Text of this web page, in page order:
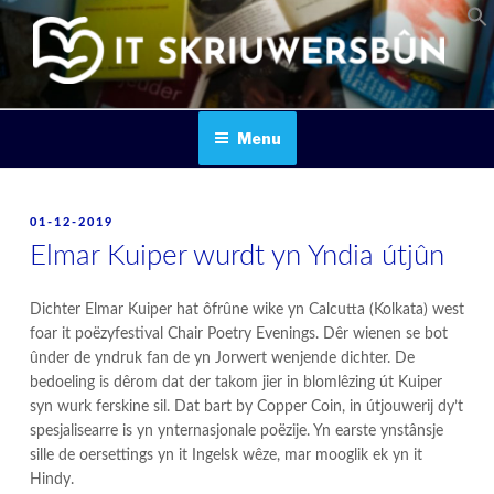
Skip
content
IT SKRIUWERSBOUN
Menu
POSTED
01-12-2019
Elmar Kuiper wurdt yn Yndia útjûn
Dichter Elmar Kuiper hat ôfrûne wike yn Calcutta (Kolkata) west
foar it poëzyfestival Chair Poetry Evenings. Dêr wienen se bot
ûnder de yndruk fan de yn Jorwert wenjende dichter. De
bedoeling is dêrom dat der takom jier in blomlêzing út Kuiper
syn wurk ferskine sil. Dat bart by Copper Coin, in útjouwerij dy’t
spesjalisearre is yn ynternasjonale poëzije. Yn earste ynstânsje
sille de oersettings yn it Ingelsk wêze, mar mooglik ek yn it
Hindy.